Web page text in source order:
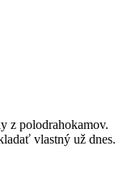
z polodrahokamov.
vlastný už dnes.